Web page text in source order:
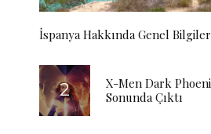
İspanya Hakkında Genel Bilgiler
X-Men Dark
Sonunda Çıktı